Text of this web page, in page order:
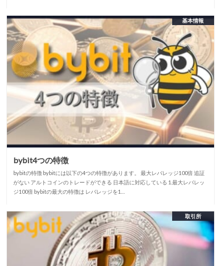
基本情報
bybit4つの特徴
bybitの特徴 bybitには以下の4つの特徴があります。 最大レバレッジ100倍 追証
がない アルトコインのトレードができる 日本語に対応している 1.最大レバレッ
ジ100倍 bybitの最大の特徴は レバレッジを1…
取引所